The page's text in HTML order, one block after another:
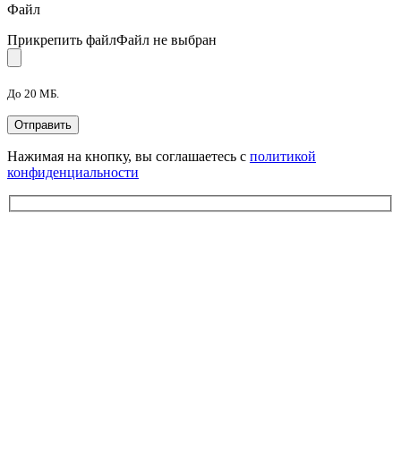
Файл
Прикрепить файлФайл не выбран
До 20 МБ.
Нажимая на кнопку, вы соглашаетесь с политикой
конфиденциальности